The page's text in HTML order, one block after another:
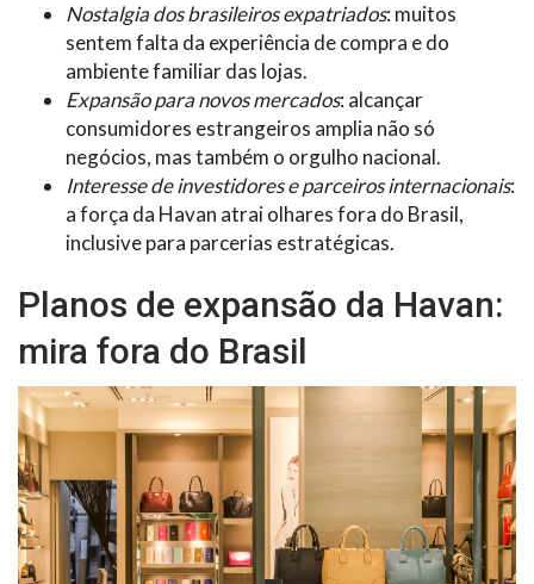
Nostalgia dos brasileiros expatriados: muitos
sentem falta da experiência de compra e do
ambiente familiar das lojas.
Expansão para novos mercados: alcançar
consumidores estrangeiros amplia não só
negócios, mas também o orgulho nacional.
Interesse de investidores e parceiros internacionais:
a força da Havan atrai olhares fora do Brasil,
inclusive para parcerias estratégicas.
Planos de expansão da Havan:
mira fora do Brasil